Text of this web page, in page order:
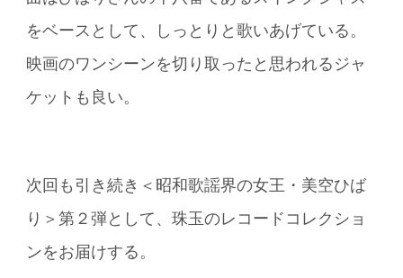
をベースとして、しっとりと歌いあげている。
映画のワンシーンを切り取ったと思われるジャ
ケットも良い。
次回も引き続き＜昭和歌謡界の女王・美空ひば
り＞第２弾として、珠玉のレコードコレクショ
ンをお届けする。